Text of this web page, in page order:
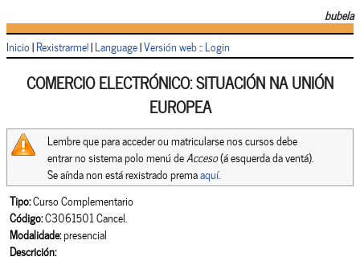
bubela
Inicio|Rexistrarme!|Language|Versión web::Login
COMERCIO ELECTRÓNICO: SITUACIÓN NA UNIÓN
EUROPEA
Lembre que para acceder ou matricularse nos cursos debe
entrar no sistema polo menú deAcceso(á esquerda da ventá).
Se aínda non está rexistrado premaaquí.
Tipo:Curso Complementario
Código:C3061501 Cancel.
Modalidade:presencial
Descrición: